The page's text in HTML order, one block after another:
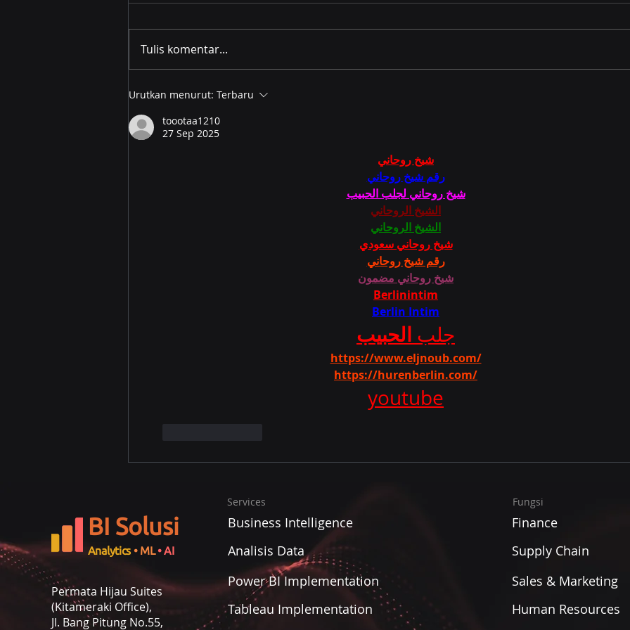
AI Sentiment Analysis
7.000 Tweet Pelanggan
Tokopedia
Tulis komentar...
Urutkan menurut: Terbaru
toootaa1210
27 Sep 2025
شيخ روحاني
رقم شيخ روحاني
شيخ روحاني لجلب الحبيب
الشيخ الروحاني
الشيخ الروحاني
شيخ روحاني سعودي
رقم شيخ روحاني
شيخ روحاني مضمون
Berlinintim
Berlin Intim
جلب الحبيب
https://www.eljnoub.com/
https://hurenberlin.com/
youtube
BI Solusi
Analytics • ML• AI
Permata Hijau Suites
(Kitameraki Office),
Jl. Bang Pitung No.55,
Business Intelligence
Services
Analisis Data
Power BI Implementation
Tableau Implementation
Finance
Fungsi
Supply Chain
Sales & Marketing
Human Resources